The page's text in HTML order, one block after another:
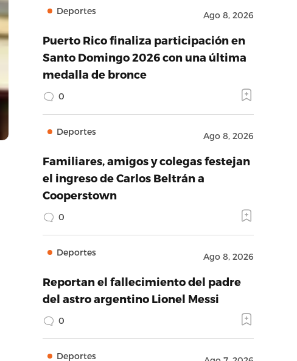
Deportes Ago 8, 2026
Puerto Rico finaliza participación en
Santo Domingo 2026 con una última
medalla de bronce
0
Deportes Ago 8, 2026
Familiares, amigos y colegas festejan
el ingreso de Carlos Beltrán a
Cooperstown
0
Deportes Ago 8, 2026
Reportan el fallecimiento del padre
del astro argentino Lionel Messi
0
Deportes